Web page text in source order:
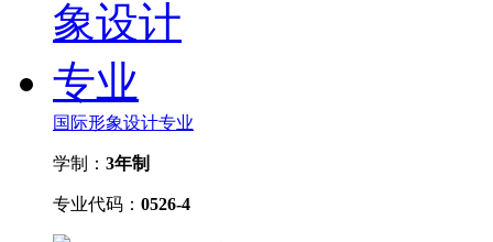
国际形象设计专业
学制： 3年制
专业代码： 0526-4